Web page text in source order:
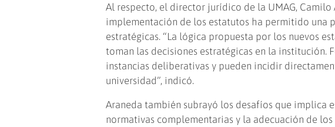
Al respecto, el director jurídico de la UMAG, Camilo
implementación de los estatutos ha permitido una
estratégicas. “La lógica propuesta por los nuevos
toman las decisiones estratégicas en la institución.
instancias deliberativas y pueden incidir
universidad”, indicó.
Araneda también subrayó los desafíos que implica
normativas complementarias y la adecuación de